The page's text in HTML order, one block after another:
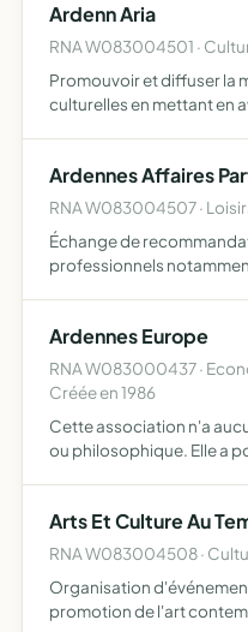
compétition et de…
Ardenn Aria
RNA W083004501 ·
Promouvoir et diffuser la
culturelles en mettant en
Ardennes Affaires
RNA W083004507 ·
Échange de
professionnels
Ardennes Europe
RNA W083000437 ·
Créée en 1986
Cette association n'a
ou philosophique. Elle a
Arts Et Culture Au
RNA W083004508 ·
Organisation
promotion de l'art